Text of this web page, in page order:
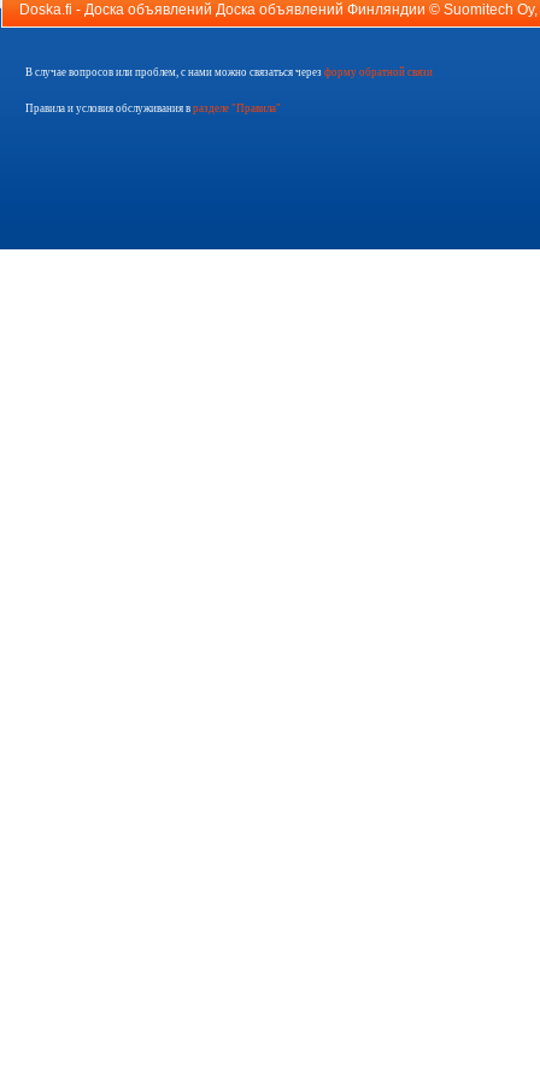
Doska.fi - Доска объявлений Доска объявлений Финляндии © Suomitech Oy
В случае вопросов или проблем, с нами можно связаться через форму обратной связи
Правила и условия обслуживания в разделе "Правила"